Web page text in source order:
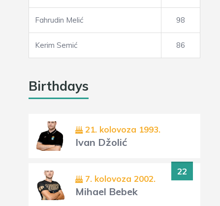
Fahrudin Melić 98
Kerim Semić 86
Birthdays
21. kolovoza 1993.
Ivan Džolić
22
7. kolovoza 2002.
Mihael Bebek